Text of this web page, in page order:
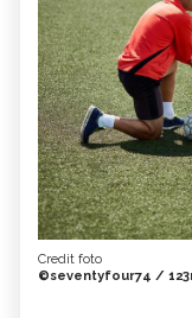
Credit foto
©seventyfour74 /